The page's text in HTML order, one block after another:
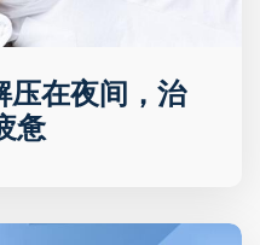
压在夜间，治
惫